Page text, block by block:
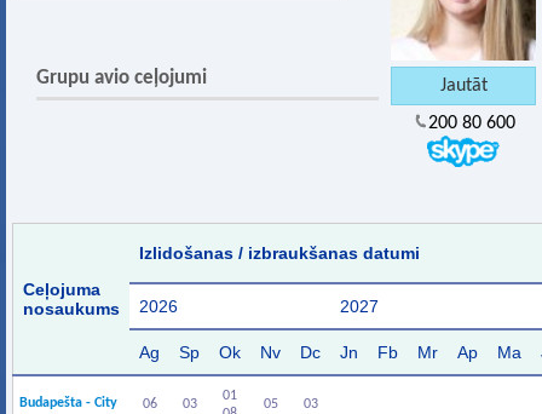
200 80 600
Grupu avio ceļojumi
Ceļojuma
nosaukums
Izlidošanas / izbraukšanas datumi
2026 2027
Ag Sp Ok Nv Dc Jn Fb Mr Ap Ma
Budapešta - City
06
03
01
05
03